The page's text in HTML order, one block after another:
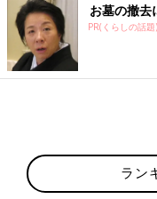
お墓の撤去
PR(くらしの話題)
ラン